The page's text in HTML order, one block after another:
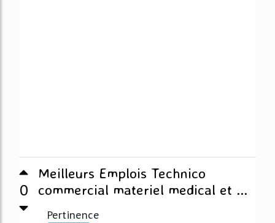
0
Meilleurs Emplois Technico
commercial materiel medical et ...
Pertinence